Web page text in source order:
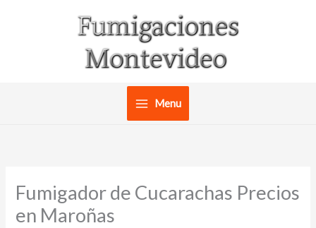
Menu
Fumigador de Cucarachas Precios
en Maroñas